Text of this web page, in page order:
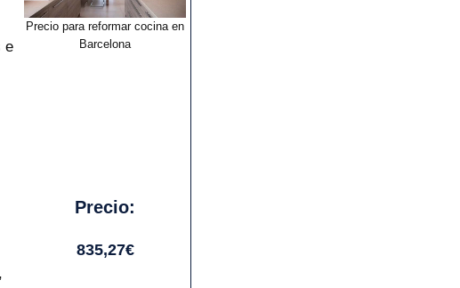
e
Precio para reformar cocina en
Barcelona
Precio:
835,27€